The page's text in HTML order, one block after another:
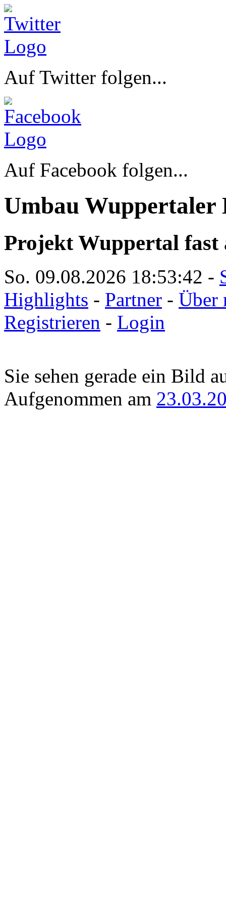
Auf Twitter folgen...
Auf Facebook folgen...
Umbau Wuppertaler
Projekt Wuppertal fast
So. 09.08.2026 18:53:42 -
Highlights - Partner - Über
Registrieren - Login
Sie sehen gerade ein Bild
Aufgenommen am